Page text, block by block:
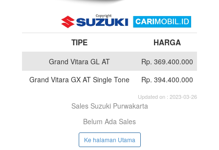
TIPE HARGA
Grand Vitara GL AT
Rp. 369.400.000
Grand Vitara GX AT Single Tone
Rp. 394.400.000
Updated on : 2023-03-26
Sales Suzuki Purwakarta
Belum Ada Sales
Ke halaman Utama